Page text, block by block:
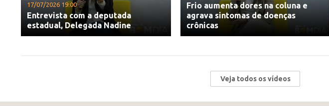
17/07/2026 19:00
Entrevista com a deputada
estadual, Delegada Nadine
Frio aumenta dores na coluna e
agrava sintomas de doenças
crônicas
Veja todos os vídeos